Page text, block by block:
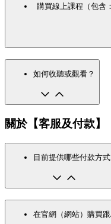
購買線上課程（包含
如何收聽或觀看？
關於【客服及付款】
目前提供哪些付款方式
在官網（網站）購買